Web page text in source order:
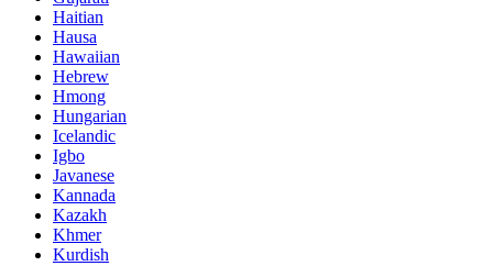
Haitian
Hausa
Hawaiian
Hebrew
Hmong
Hungarian
Icelandic
Igbo
Javanese
Kannada
Kazakh
Khmer
Kurdish